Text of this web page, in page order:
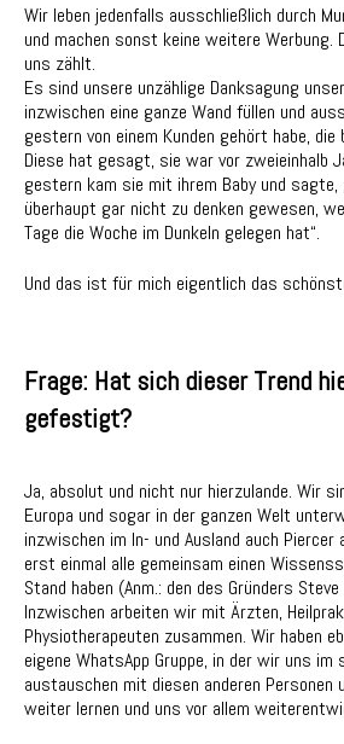
Wir leben jedenfalls ausschließlich durch
und machen sonst keine weitere
uns zählt.
Es sind unsere unzählige Danksagung
inzwischen eine ganze Wand füllen und
gestern von einem Kunden gehört habe,
Diese hat gesagt, sie war vor zweieinhalb
gestern kam sie mit ihrem Baby und sagte,
überhaupt gar nicht zu denken gewesen,
Tage die Woche im Dunkeln gelegen hat“.
Und das ist für mich eigentlich das
Frage: Hat sich dieser Trend
gefestigt?
Ja, absolut und nicht nur hierzulande. Wir
Europa und sogar in der ganzen Welt
inzwischen im In- und Ausland auch
erst einmal alle gemeinsam einen
Stand haben (Anm.: den des Gründers
Inzwischen arbeiten wir mit Ärzten,
Physiotherapeuten zusammen. Wir haben
eigene WhatsApp Gruppe, in der wir uns
austauschen mit diesen anderen Personen
weiter lernen und uns vor allem